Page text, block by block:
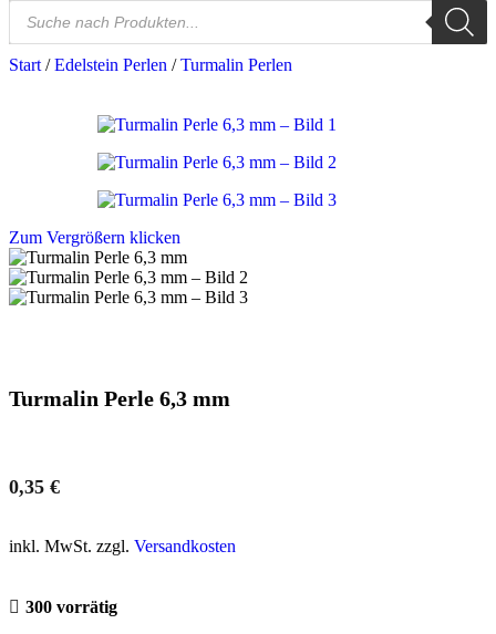
Start / Edelstein Perlen / Turmalin Perlen
Zum Vergrößern klicken
Turmalin Perle 6,3 mm
0,35 €
inkl. MwSt. zzgl. Versandkosten
300 vorrätig